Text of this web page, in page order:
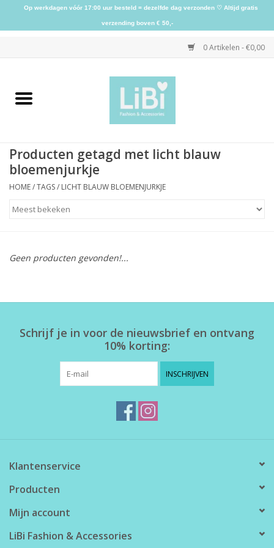
0 Artikelen - €0,00
Home
Kleding
Accessoires
Home deco
SALE
Producten getagd met licht blauw
bloemenjurkje
HOME/TAGS/ LICHT BLAUW BLOEMENJURKJE
Geen producten gevonden!...
Schrijf je in voor de nieuwsbrief en ontvang
10% korting:
INSCHRIJVEN
Klantenservice
Producten
Mijn account
LiBi Fashion & Accessories
Op werkdagen vóór 17:00 uur besteld = dezelfde dag verzonden ♡ Altijd gratis
verzending boven € 50,-